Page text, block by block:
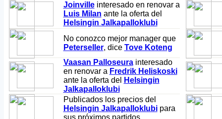
Joinvilleinteresado en renovar a
Luis Milan ante la oferta del
Helsingin Jalkapalloklubi
No conozco mejor manager que
Peterseller, dice Tove Koteng
Vaasan Palloseurainteresado
en renovar a Fredrik Heliskoski
ante la oferta del
Helsingin
Jalkapalloklubi
Publicados los precios del
Helsingin Jalkapalloklubipara
sus próximos partidos